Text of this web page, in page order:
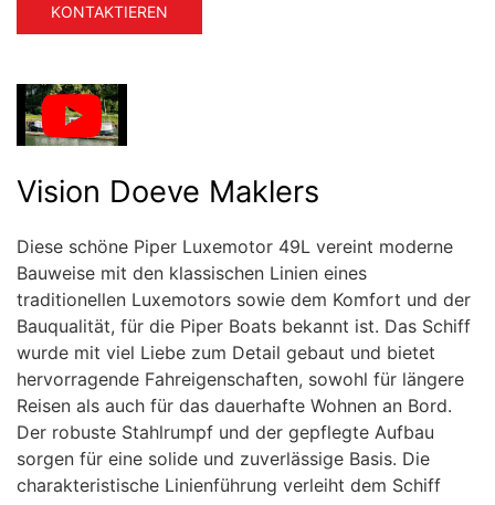
KONTAKTIEREN
Vision Doeve Maklers
Diese schöne Piper Luxemotor 49L vereint moderne
Bauweise mit den klassischen Linien eines
traditionellen Luxemotors sowie dem Komfort und der
Bauqualität, für die Piper Boats bekannt ist. Das Schiff
wurde mit viel Liebe zum Detail gebaut und bietet
hervorragende Fahreigenschaften, sowohl für längere
Reisen als auch für das dauerhafte Wohnen an Bord.
Der robuste Stahlrumpf und der gepflegte Aufbau
sorgen für eine solide und zuverlässige Basis. Die
charakteristische Linienführung verleiht dem Schiff